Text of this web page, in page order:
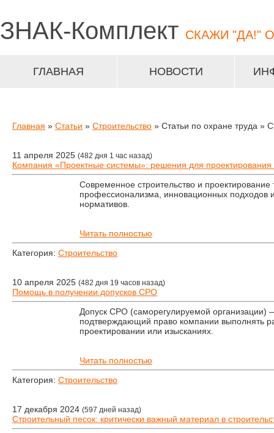
ЗНАК-Комплект СКАЖИ "ДА!"
ГЛАВНАЯ НОВОСТИ
Главная » Статьи » Строительство » Статьи по охране труда »
11 апреля 2025 (482 дня 1 час назад)
Компания «Проектные системы»: решения для проектирования
Современное строительство и проектирование
профессионализма, инновационных подходов
нормативов.
Читать полностью
Категория: Строительство
10 апреля 2025 (482 дня 19 часов назад)
Помощь в получении допусков СРО
Допуск СРО (саморегулируемой организации)
подтверждающий право компании выполнять
проектировании или изысканиях.
Читать полностью
Категория: Строительство
17 декабря 2024 (597 дней назад)
Строительный песок: критически важный материал в